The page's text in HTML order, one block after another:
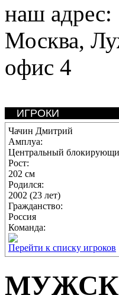
наш адрес:
Москва,
офис 4
ИГРОКИ
Чачин Дмитрий
Амплуа:
Центральный
Рост:
202 см
Родился:
2002 (23 лет)
Гражданство:
Россия
Команда:
Перейти к списку игроков